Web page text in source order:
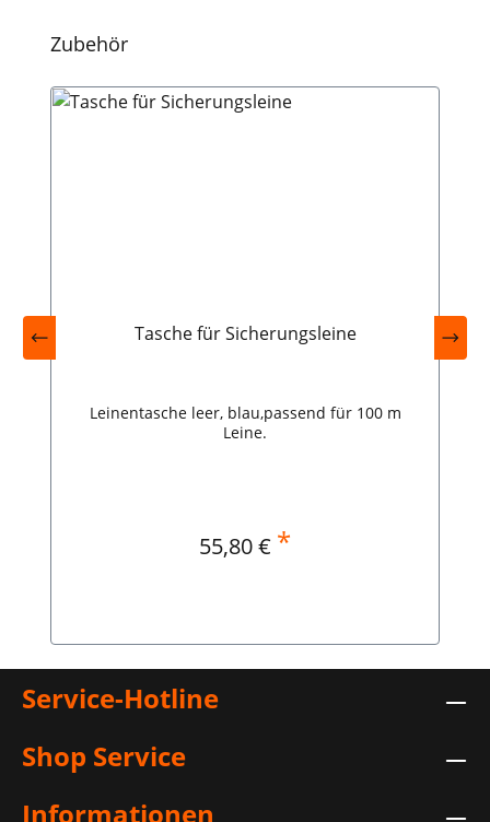
Produktgalerie überspringen
Zubehör
Tasche für Sicherungsleine
Leinentasche leer, blau,passend für 100 m
Leine.
Regulärer Preis:
55,80 € *
In den Warenkorb
Service-Hotline
Shop Service
Informationen